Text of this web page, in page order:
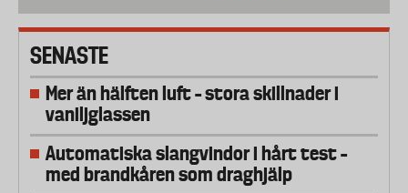
SENASTE
Mer än hälften luft – stora skillnader i
vaniljglassen
Automatiska slangvindor i hårt test –
med brandkåren som draghjälp